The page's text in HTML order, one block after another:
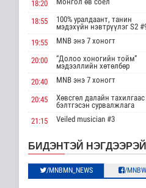
эрхлэгчдийг
Нийгэм
2026-08-08 17:16
Сүхбаатар
баригдаж буй
ын хүчин ча..
Улс төр
2026-08-08 17:02
ашиглалтад
2026-08-08
18:20
18:55
100% уралдаант, танин
мэдэхүйн нэвтрүүлэг S2
19:55
MNB энэ 7 хоногт
20:00
“Долоо хоногийн тойм”
мэдээллийн хөтөлбөр
20:40
MNB энэ 7 хоногт
20:45
Хөвсгөл далайн тахилгаас
бэлтгэсэн сурвалжлага
21:15
Veiled musician #3
23:35
“Гэрэлтэй цонх” үдшийн
хөтөлбөр
БИДЭНТЭЙ НЭГДЭЭРЭЙ
/MNBMN_NEWS /